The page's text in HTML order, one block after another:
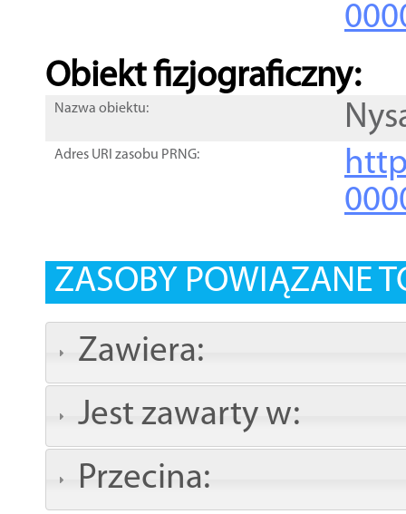
Obiekt fizjograficzny:
Nazwa obiektu:
Adres URI zasobu PRNG:
ZASOBY POWIĄZANE
Zawiera:
Jest zawarty w:
Przecina: